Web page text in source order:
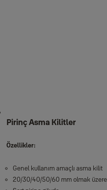
Pirinç Asma Kilitler
Özellikler:
Genel kullanım amaçlı asma kilit
20/30/40/50/60 mm olmak